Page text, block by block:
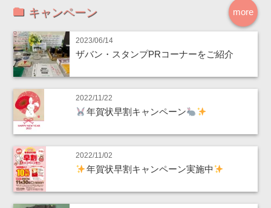
more
キャンペーン
2023/06/14
ザバン・スタンプPRコーナーをご紹介
2022/11/22
年賀状早割キャンペーン
2022/11/02
年賀状早割キャンペーン実施中